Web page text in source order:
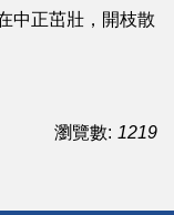
中正茁壯，開枝散
瀏覽數: 1219